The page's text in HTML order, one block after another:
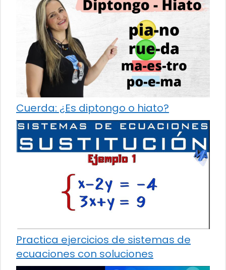
Cuerda: ¿Es diptongo o hiato?
Practica ejercicios de sistemas de
ecuaciones con soluciones